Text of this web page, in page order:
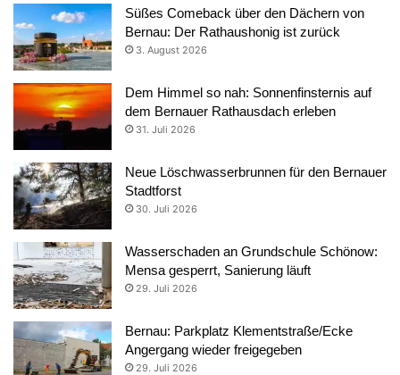
Süßes Comeback über den Dächern von
Bernau: Der Rathaushonig ist zurück
3. August 2026
Dem Himmel so nah: Sonnenfinsternis auf
dem Bernauer Rathausdach erleben
31. Juli 2026
Neue Löschwasserbrunnen für den Bernauer
Stadtforst
30. Juli 2026
Wasserschaden an Grundschule Schönow:
Mensa gesperrt, Sanierung läuft
29. Juli 2026
Bernau: Parkplatz Klementstraße/Ecke
Angergang wieder freigegeben
29. Juli 2026